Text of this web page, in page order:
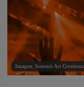
Imagen: Summit Art Creations